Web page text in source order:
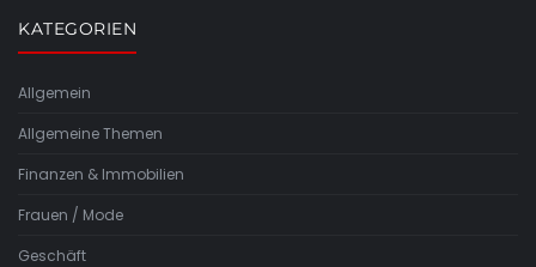
KATEGORIEN
Allgemein
Allgemeine Themen
Finanzen & Immobilien
Frauen / Mode
Geschäft